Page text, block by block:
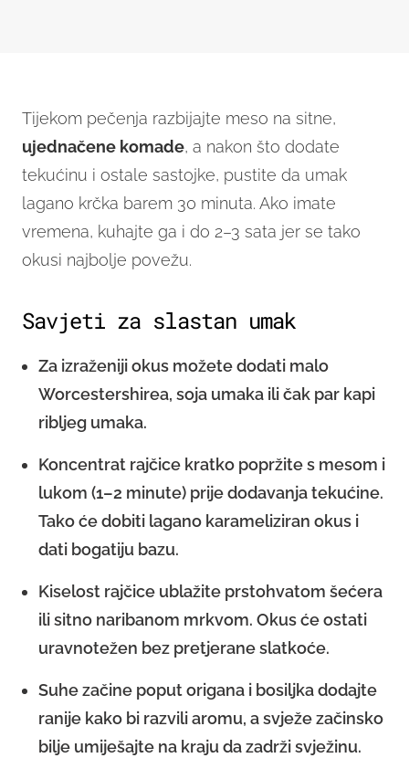
Tijekom pečenja razbijajte meso na sitne,
ujednačene komade, a nakon što dodate
tekućinu i ostale sastojke, pustite da umak
lagano krčka barem 30 minuta. Ako imate
vremena, kuhajte ga i do 2–3 sata jer se tako
okusi najbolje povežu.
Savjeti za slastan umak
Za izraženiji okus možete dodati malo
Worcestershirea, soja umaka ili čak par kapi
ribljeg umaka.
Koncentrat rajčice kratko popržite s mesom i
lukom (1–2 minute) prije dodavanja tekućine.
Tako će dobiti lagano karameliziran okus i
dati bogatiju bazu.
Kiselost rajčice ublažite prstohvatom šećera
ili sitno naribanom mrkvom. Okus će ostati
uravnotežen bez pretjerane slatkoće.
Suhe začine poput origana i bosiljka dodajte
ranije kako bi razvili aromu, a svježe začinsko
bilje umiješajte na kraju da zadrži svježinu.